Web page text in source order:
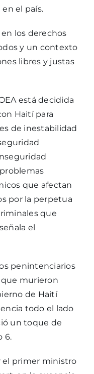
el país.
los derechos
y un contexto
libres y justas
está decidida
Haití para
de inestabilidad
que afectan
por la perpetua
que
el
penintenciarios
que murieron
de Haití
todo el lado
un toque de
6.
el primer ministro